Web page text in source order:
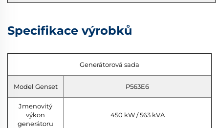
Specifikace výrobků
Generátorová sada
Model Genset P563E6
Jmenovitý
výkon
generátoru
450 kW / 563 kVA